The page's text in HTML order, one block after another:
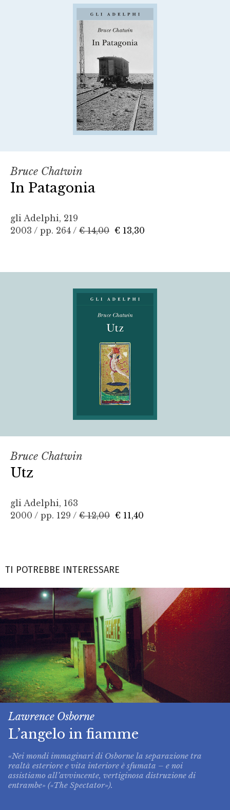
Bruce Chatwin
In Patagonia
gli Adelphi, 219
2003 / pp. 264 / € 14,00 € 13,30
Bruce Chatwin
Utz
gli Adelphi, 163
2000 / pp. 129 / € 12,00 € 11,40
TI POTREBBE INTERESSARE
Lawrence Osborne
L’angelo in fiamme
«Nei mondi immaginari di Osborne la separazione tra
realtà esteriore e vita interiore è sfumata – e noi
assistiamo all’avvincente, vertiginosa distruzione di
entrambe» («The Spectator»).